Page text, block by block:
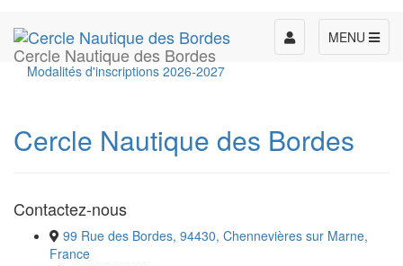
Cercle Nautique des Bordes
MENU
Toggle
navigation
Modalités d'inscriptions 2026-2027
Cercle Nautique des Bordes
Contactez-nous
99 Rue des Bordes, 94430, Chennevières sur Marne,
France